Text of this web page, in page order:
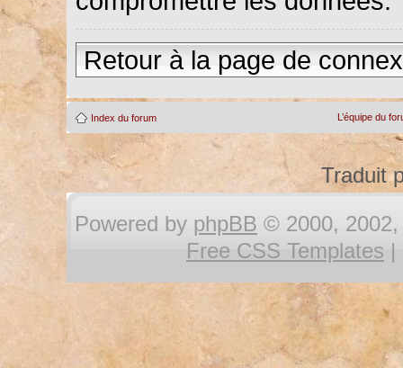
Retour à la page de
Index du forum L’équipe du
Traduit
Powered by phpBB © 2000, 2002,
Free CSS Templates |